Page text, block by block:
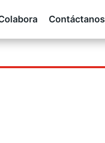
Contáctanos